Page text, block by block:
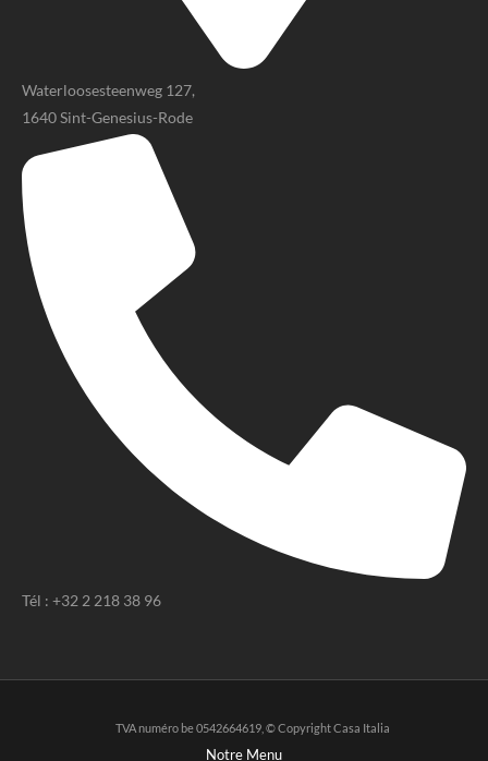
Waterloosesteenweg 127,
1640 Sint-Genesius-Rode
Tél : +32 2 218 38 96
Notre Menu
TVA numéro be 0542664619, © Copyright Casa Italia